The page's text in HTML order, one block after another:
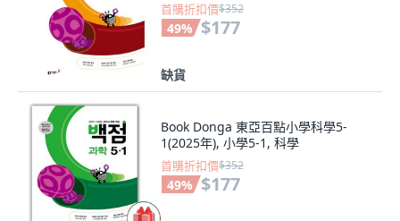
首購折扣價$352
49% $177
缺貨
Book Donga 東亞百點小學科學5-
1(2025年), 小學5-1, 科學
首購折扣價$352
49% $177